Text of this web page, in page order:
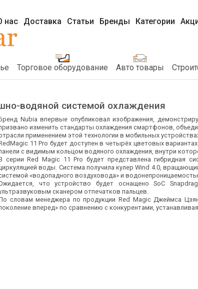
нас Доставка Статьи Бренды Категории
Торговое оборудование Авто товары
водяной системой охлаждения
Nubia впервые опубликовал изображения,
изменить стандарты охлаждения смартфонов,
применением этой технологии в мобильных
11 Pro будет доступен в четырёх цветовых
с видимым кольцом водяного охлаждения, внутри
серии Red Magic 11 Pro будет представлена гибридная
воды. Система получила кулер Wind 4.0,
«водопадного воздуховода» и
что устройство будет оснащено SoC
сканером отпечатков пальцев.
словам менеджера по продукции Red Magic Джеймса
вперед» по сравнению с конкурентами,